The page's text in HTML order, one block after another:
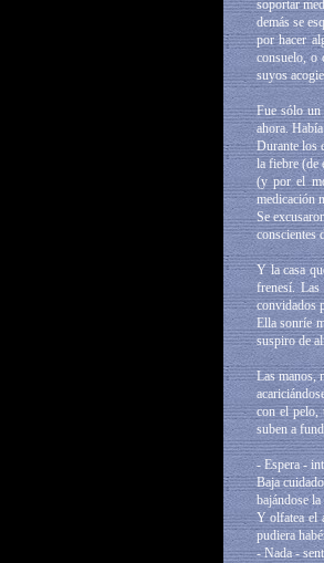
soportar
demás se
por hacer
consuelo, o
suyos
Fue sólo un
ahora.
Durante los
la fiebre (de
(y por el
medicación
Se
conscientes
Y la casa
frenesí.
convidados
Ella sonríe
suspiro de
Las manos,
con el pelo,
suben a
- Espera -
Baja
bajándose
Y olfatea el
pudiera
- Nada -